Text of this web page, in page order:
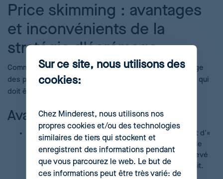
Price skimming : avantages
et inconvénients de la
stratégie d'écrémage
Comme toute décision stratégique, opter pour l'écrémage
des prix implique un équilibre entre bénéfices et risques qui
doit être soigneusement évalué.
Avantages du price skimming
Maximisation des revenus par segment :
Permet d'«
écrémer » le surplus maximum du consommateur de
chaque segment, en extrayant le revenu le plus élevé
possible à chaque phase du cycle de vie du produit.
Sur ce site, nous utilisons des
cookies:
Chez Minderest, nous utilisons nos
propres cookies et/ou des technologies
similaires de tiers qui stockent et
enregistrent des informations pendant
que vous parcourez le web. Le but de
ces informations peut être très varié: de